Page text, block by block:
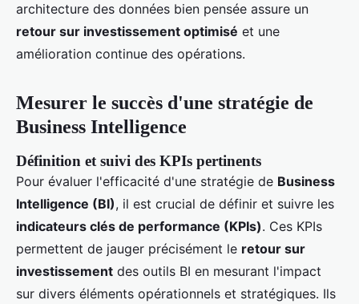
architecture des données bien pensée assure un
retour sur investissement optimisé et une
amélioration continue des opérations.
Mesurer le succès d'une stratégie de
Business Intelligence
Définition et suivi des KPIs pertinents
Pour évaluer l'efficacité d'une stratégie de Business
Intelligence (BI), il est crucial de définir et suivre les
indicateurs clés de performance (KPIs). Ces KPIs
permettent de jauger précisément le retour sur
investissement des outils BI en mesurant l'impact
sur divers éléments opérationnels et stratégiques. Ils